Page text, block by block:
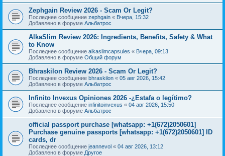
Zephgain Review 2026 - Scam Or Legit?
Последнее сообщение zephgain « Вчера, 15:32
Добавлено в форуме Альбатрос
AlkaSlim Review 2026: Ingredients, Benefits, Safety & What
to Know
Последнее сообщение alkaslimcapsules « Вчера, 09:13
Добавлено в форуме Общий форум
Bhraskilon Review 2026 - Scam Or Legit?
Последнее сообщение bhraskilon « 05 авг 2026, 15:42
Добавлено в форуме Альбатрос
Infinito Invexus Opiniones 2026 -¿Estafa o legítimo?
Последнее сообщение infinitoinvexus « 04 авг 2026, 15:50
Добавлено в форуме Альбатрос
official passport purchase [whatsapp: +1(672)2050601]
Purchase genuine passports [whatsapp: +1(672)2050601] ID
cards, dr
Последнее сообщение jeannevol « 04 авг 2026, 13:12
Добавлено в форуме Другое